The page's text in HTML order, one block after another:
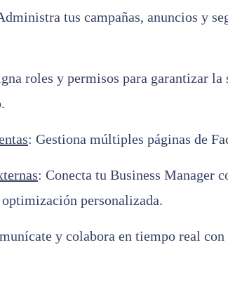
tus campañas, anuncios y
roles y permisos para garantizar la
: Gestiona múltiples páginas de
: Conecta tu Business Manager
personalizada.
y colabora en tiempo real